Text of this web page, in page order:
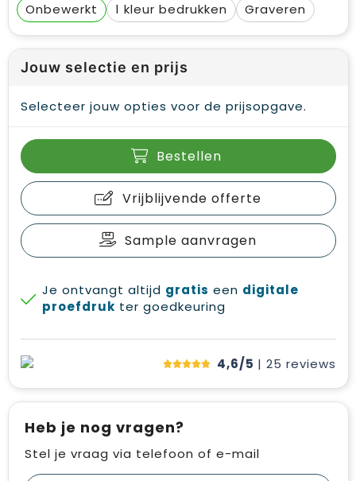
Onbewerkt
1 Graveren
Jouw selectie en prijs
Selecteer jouw opties voor de prijsopgave.
Bestellen
Vrijblijvende offerte
Sample aanvragen
Je ontvangt altijd gratis een digitale
proefdruk ter goedkeuring
4,6/5 | 25 reviews
Heb je nog vragen?
Stel je vraag via telefoon of e-mail